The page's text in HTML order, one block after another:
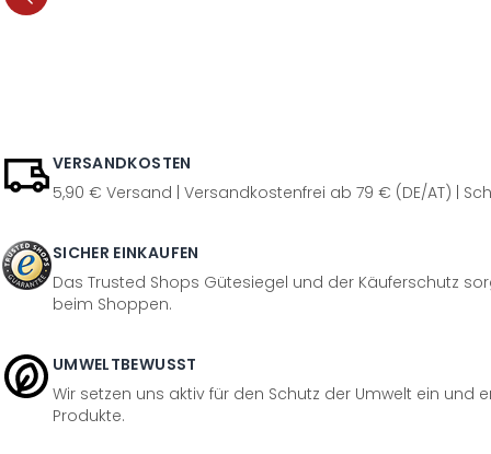
VERSANDKOSTEN
5,90 € Versand | Versandkostenfrei ab 79 € (DE/AT) |
SICHER EINKAUFEN
Das Trusted Shops Gütesiegel und der Käuferschutz
beim Shoppen.
UMWELTBEWUSST
Wir setzen uns aktiv für den Schutz der Umwelt ein und
Produkte.